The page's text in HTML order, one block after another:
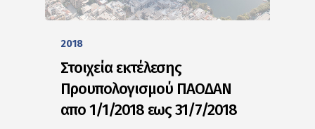
2018
Στοιχεία εκτέλεσης
Προυπολογισμού ΠΑΟΔΑΝ
απο 1/1/2018 εως 31/7/2018